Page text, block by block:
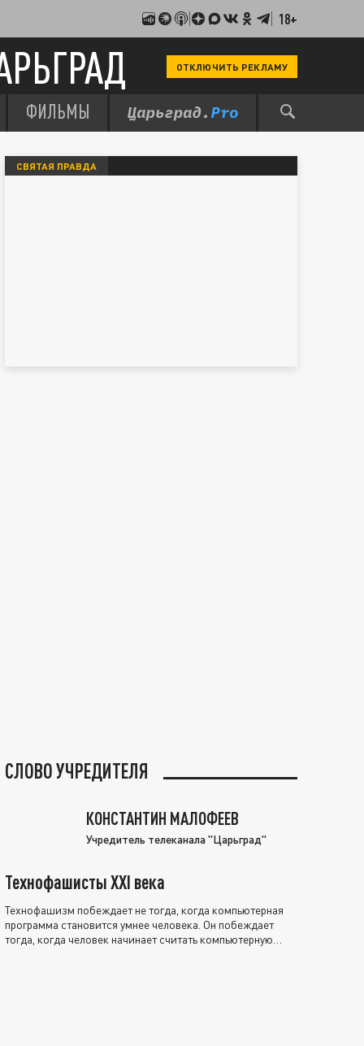
18+
ОТКЛЮЧИТЬ РЕКЛАМУ
ФИЛЬМЫ
СВЯТАЯ ПРАВДА
СЛОВО УЧРЕДИТЕЛЯ
КОНСТАНТИН МАЛОФЕЕВ
Учредитель телеканала "Царьград"
Технофашисты XXI века
Технофашизм побеждает не тогда, когда компьютерная
программа становится умнее человека. Он побеждает
тогда, когда человек начинает считать компьютерную